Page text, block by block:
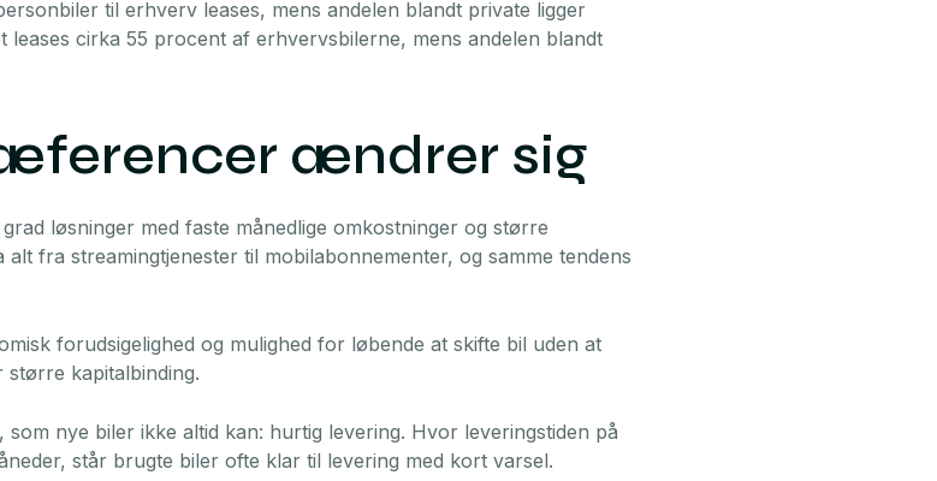
til erhverv leases, mens andelen blandt private ligger
cirka 55 procent af erhvervsbilerne, mens andelen blandt
ændrer sig
løsninger med faste månedlige omkostninger og større
fra streamingtjenester til mobilabonnementer, og samme tendens
forudsigelighed og mulighed for løbende at skifte bil uden at
kapitalbinding.
nye biler ikke altid kan: hurtig levering. Hvor leveringstiden på
står brugte biler ofte klar til levering med kort varsel.